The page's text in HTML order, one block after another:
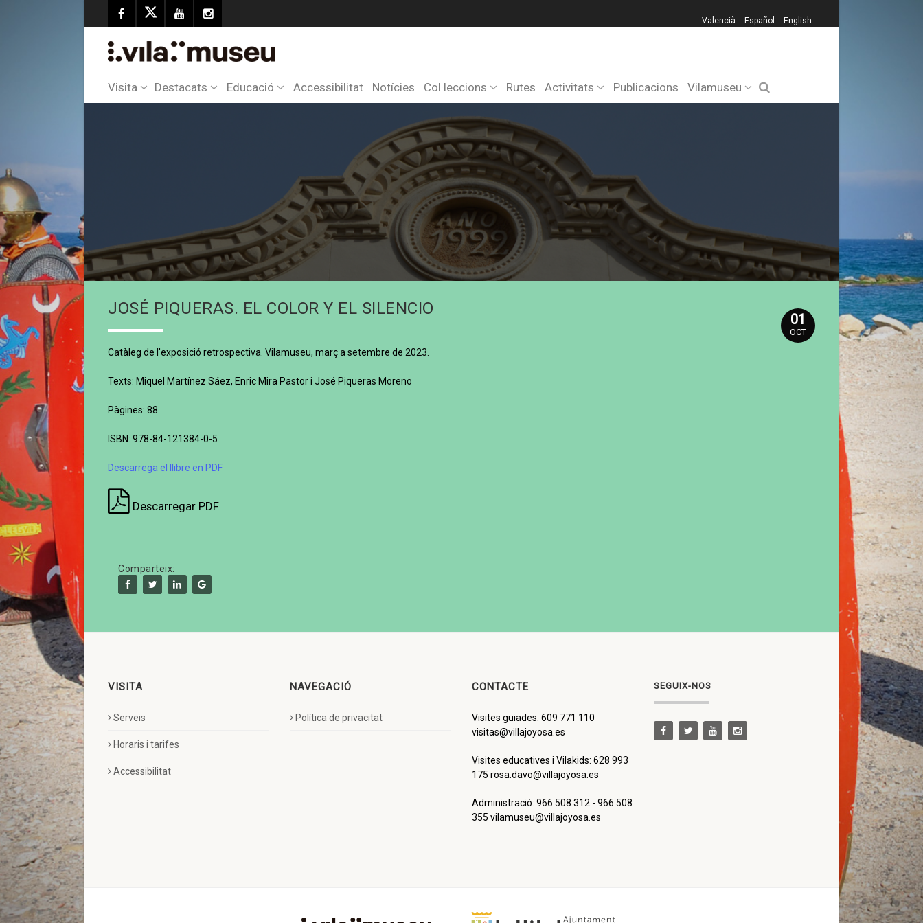
Valencià Español English
Visita Destacats Educació Accessibilitat Notícies Col·leccions Rutes Activitats Publicacions Vilamuseu
JOSÉ PIQUERAS. EL COLOR Y EL SILENCIO
01
OCT
Catàleg de l'exposició retrospectiva. Vilamuseu, març a setembre de 2023.
Texts: Miquel Martínez Sáez, Enric Mira Pastor i José Piqueras Moreno
Pàgines: 88
ISBN: 978-84-121384-0-5
Descarrega el llibre en PDF
Descarregar PDF
Comparteix:
VISITA
Serveis
Horaris i tarifes
Accessibilitat
NAVEGACIÓ
Política de privacitat
CONTACTE
Visites guiades: 609 771 110
visitas@villajoyosa.es
Visites educatives i Vilakids: 628 993
175 rosa.davo@villajoyosa.es
Administració: 966 508 312 - 966 508
355 vilamuseu@villajoyosa.es
SEGUIX-NOS